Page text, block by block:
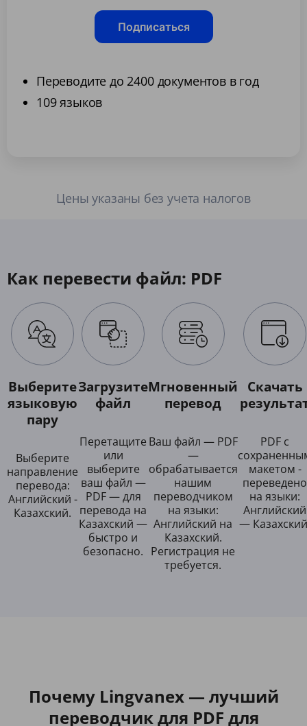
Подписаться
Переводите до 2400 документов в год
109 языков
Цены указаны без учета налогов
Как перевести файл: PDF
Выберите
языковую
пару
Выберите
направление
перевода:
Английский -
Казахский.
Загрузите
файл
Перетащите
или
выберите
ваш файл —
PDF — для
перевода на
Казахский —
быстро и
безопасно.
Мгновенный
перевод
Ваш файл — PDF
—
обрабатывается
нашим
переводчиком
на языки:
Английский на
Казахский.
Регистрация не
требуется.
Скачать
PDF с
макетом -
переведено
на языки:
Английский
—
Почему Lingvanex — лучший
переводчик для PDF для